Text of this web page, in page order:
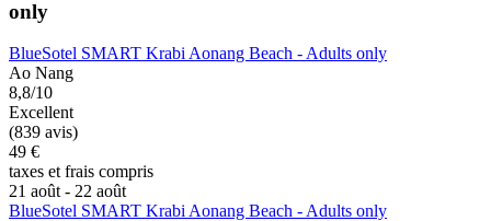
only
BlueSotel SMART Krabi Aonang Beach - Adults only
Ao Nang
8,8/10
Excellent
(839 avis)
49 €
taxes et frais compris
21 août - 22 août
BlueSotel SMART Krabi Aonang Beach - Adults only